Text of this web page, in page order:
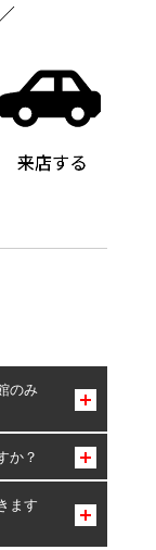
のみ
か？
時にご予約が
ます